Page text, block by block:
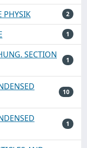
PHYSIK 2
1
SECTION
1
10
1